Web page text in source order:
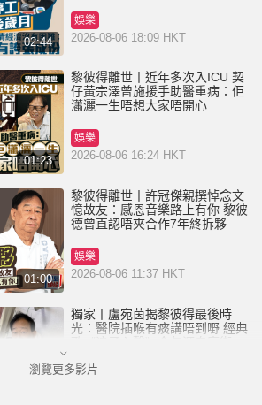
02:44
娛樂
2026-08-06 18:09 HKT
01:23
黎彼得離世丨近年多次入ICU 契
仔黃宗澤曾施援手助醫重病：佢
瀟灑一生唔想大家唔開心
娛樂
2026-08-06 16:24 HKT
01:00
黎彼得離世丨許冠傑親撰悼念文
憶故友：感恩音樂路上有你 黎彼
德曾直認唔夾合作7年終拆夥
娛樂
2026-08-06 11:37 HKT
獨家丨盧宛茵揭黎彼得最後時
光：醫院插喉有痰講唔到嘢 經典
娛樂
瀏覽更多影片